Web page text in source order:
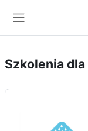
Szkolenia